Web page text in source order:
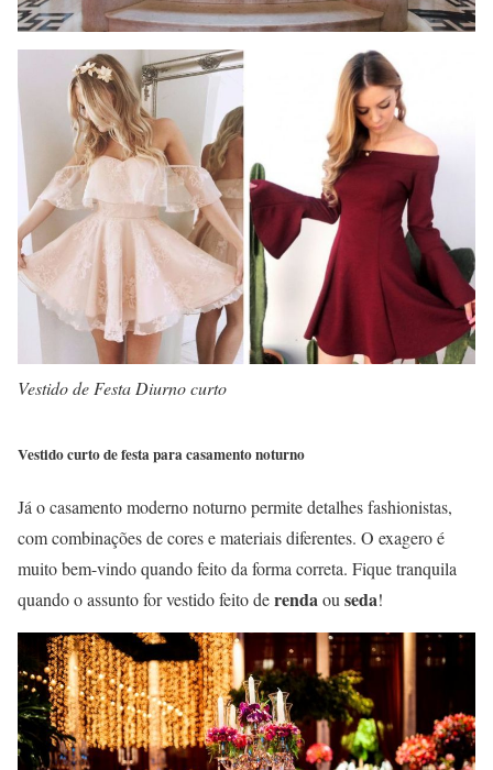
Vestido de Festa Diurno curto
Vestido curto de festa para casamento noturno
Já o casamento moderno noturno permite detalhes fashionistas,
com combinações de cores e materiais diferentes. O exagero é
muito bem-vindo quando feito da forma correta. Fique tranquila
quando o assunto for vestido feito derendaouseda!